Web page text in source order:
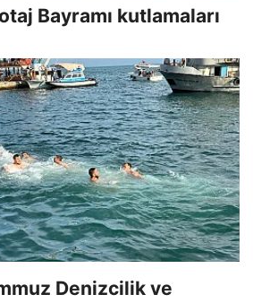
Bayramı kutlamaları
Denizcilik ve